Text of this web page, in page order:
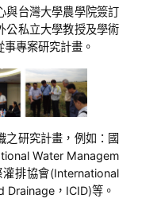
台灣大學農學院簽訂
公私立大學教授及學術
專案研究計畫。
之研究計畫，例如：國
Water Managem
排協會(International
，ICID)等。